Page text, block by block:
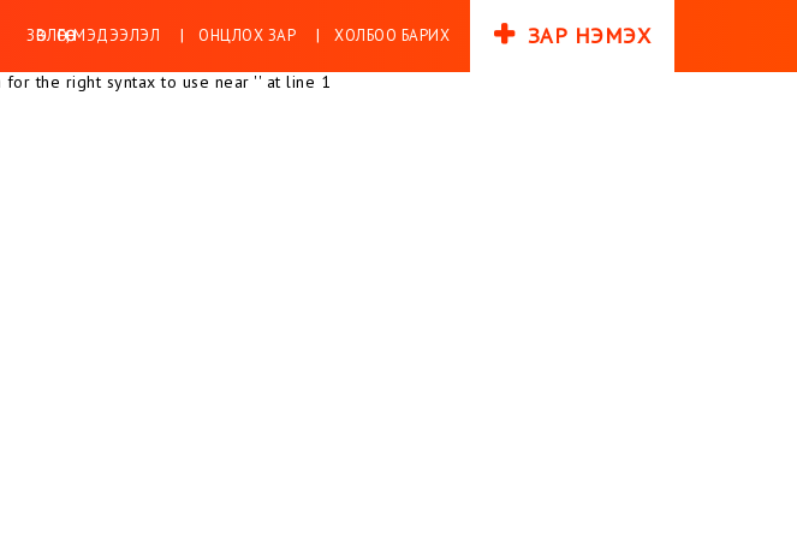
ЗӨВЛӨГӨӨ, МЭДЭЭЛЭЛ ОНЦЛОХ ЗАР ХОЛБОО БАРИХ ЗАР НЭМЭХ
for the right syntax to use near '' at line 1